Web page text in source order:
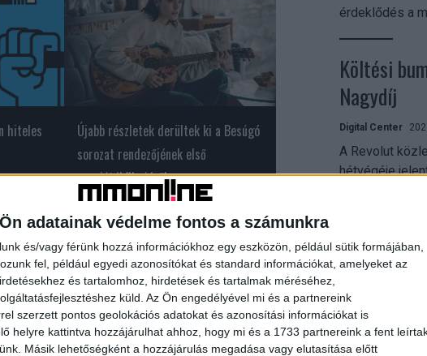
adatainak védelme fontos a számunkra
és/vagy férünk hozzá információkhoz egy eszközön, például sütik formájában,
fel, például egyedi azonosítókat és standard információkat, amelyeket az
és tartalomhoz, hirdetések és tartalmak méréséhez,
küld. Az Ön engedélyével mi és a partnereink
szerzett pontos geolokációs adatokat és azonosítási információkat is
helyre kattintva hozzájárulhat ahhoz, hogy mi és a 1733 partnereink a fent
Másik lehetőségként a hozzájárulás megadása vagy elutasítása előtt
hiteles
Újabb részletek derültek ki a Besúgó
sorozat rendezőjének első
nagyjátékfilmjéről
érdeklődés a
Költési
Nagydíj
Digital Center
A Revolut
hétvégéje
aktivitásban
kiderül, hogy
hétvégéhez
Rekordok
mindent